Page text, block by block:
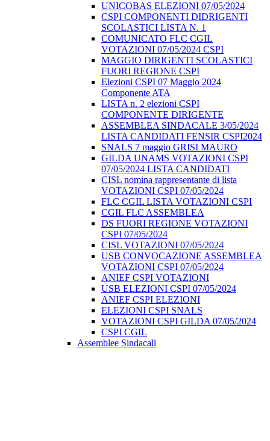
UNICOBAS ELEZIONI 07/05/2024
CSPI COMPONENTI DIDRIGENTI
SCOLASTICI LISTA N. 1
COMUNICATO FLC CGIL
VOTAZIONI 07/05/2024 CSPI
MAGGIO DIRIGENTI SCOLASTICI
FUORI REGIONE CSPI
Elezioni CSPI 07 Maggio 2024
Componente ATA
LISTA n. 2 elezioni CSPI
COMPONENTE DIRIGENTE
ASSEMBLEA SINDACALE 3/05/2024
LISTA CANDIDATI FENSIR CSPI2024
SNALS 7 maggio GRISI MAURO
GILDA UNAMS VOTAZIONI CSPI
07/05/2024 LISTA CANDIDATI
CISL nomina rappresentante di lista
VOTAZIONI CSPI 07/05/2024
FLC CGIL LISTA VOTAZIONI CSPI
CGIL FLC ASSEMBLEA
DS FUORI REGIONE VOTAZIONI
CSPI 07/05/2024
CISL VOTAZIONI 07/05/2024
USB CONVOCAZIONE ASSEMBLEA
VOTAZIONI CSPI 07/05/2024
ANIEF CSPI VOTAZIONI
USB ELEZIONI CSPI 07/05/2024
ANIEF CSPI ELEZIONI
ELEZIONI CSPI SNALS
VOTAZIONI CSPI GILDA 07/05/2024
CSPI CGIL
Assemblee Sindacali